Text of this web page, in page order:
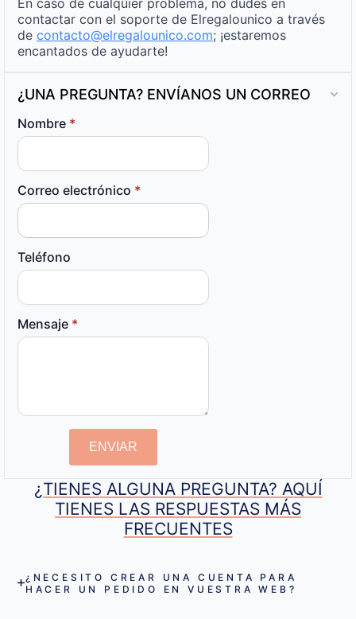
contactar con el soporte de Elregalounico a través
de contacto@elregalounico.com; ¡estaremos
encantados de ayudarte!
¿UNA PREGUNTA? ENVÍANOS UN CORREO
Nombre *
Correo electrónico *
Teléfono
Mensaje *
ENVIAR
¿TIENES ALGUNA PREGUNTA? AQUÍ
TIENES LAS RESPUESTAS MÁS
FRECUENTES
¿NECESITO CREAR UNA CUENTA PARA
HACER UN PEDIDO EN VUESTRA WEB?